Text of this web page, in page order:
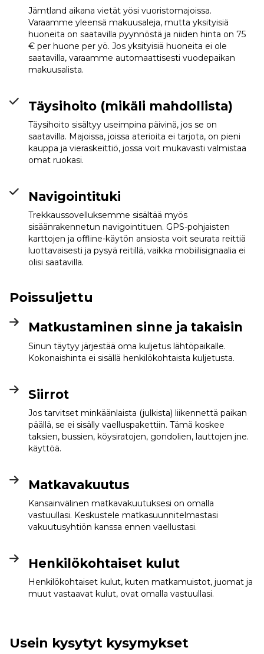
Jämtland aikana vietät yösi vuoristomajoissa.
Varaamme yleensä makuusaleja, mutta yksityisiä
huoneita on saatavilla pyynnöstä ja niiden hinta on 75
€ per huone per yö. Jos yksityisiä huoneita ei ole
saatavilla, varaamme automaattisesti vuodepaikan
makuusalista.
Täysihoito (mikäli mahdollista)
Täysihoito sisältyy useimpina päivinä, jos se on
saatavilla. Majoissa, joissa aterioita ei tarjota, on pieni
kauppa ja vieraskeittiö, jossa voit mukavasti valmistaa
omat ruokasi.
Navigointituki
Trekkaussovelluksemme sisältää myös
sisäänrakennetun navigointituen. GPS-pohjaisten
karttojen ja offline-käytön ansiosta voit seurata reittiä
luottavaisesti ja pysyä reitillä, vaikka mobiilisignaalia ei
olisi saatavilla.
Poissuljettu
Matkustaminen sinne ja takaisin
Sinun täytyy järjestää oma kuljetus lähtöpaikalle.
Kokonaishinta ei sisällä henkilökohtaista kuljetusta.
Siirrot
Jos tarvitset minkäänlaista (julkista) liikennettä paikan
päällä, se ei sisälly vaelluspakettiin. Tämä koskee
taksien, bussien, köysiratojen, gondolien, lauttojen jne.
käyttöä.
Matkavakuutus
Kansainvälinen matkavakuutuksesi on omalla
vastuullasi. Keskustele matkasuunnitelmastasi
vakuutusyhtiön kanssa ennen vaellustasi.
Henkilökohtaiset kulut
Henkilökohtaiset kulut, kuten matkamuistot, juomat ja
muut vastaavat kulut, ovat omalla vastuullasi.
Usein kysytyt kysymykset